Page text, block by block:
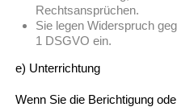
Rechtsansprüchen.
Sie legen Widerspruch
1 DSGVO ein.
e) Unterrichtung
Wenn Sie die Berichtigung